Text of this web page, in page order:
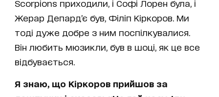
Scorpions приходили, і Софі Лорен була, і
Жерар Депард’є був, Філіп Кіркоров. Ми
тоді дуже добре з ним поспілкувалися.
Він любить мюзикли, був в шоці, як це все
відбувається.
Я знаю, що Кіркоров прийшов за